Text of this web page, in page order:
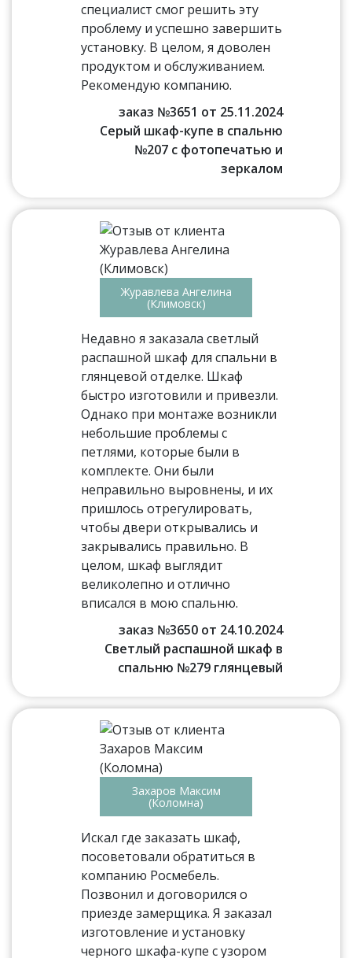
специалист смог решить эту
проблему и успешно завершить
установку. В целом, я доволен
продуктом и обслуживанием.
Рекомендую компанию.
заказ №3651 от 25.11.2024
Серый шкаф-купе в спальню
№207 с фотопечатью и
зеркалом
Журавлева Ангелина
(Климовск)
Недавно я заказала светлый
распашной шкаф для спальни в
глянцевой отделке. Шкаф
быстро изготовили и привезли.
Однако при монтаже возникли
небольшие проблемы с
петлями, которые были в
комплекте. Они были
неправильно выровнены, и их
пришлось отрегулировать,
чтобы двери открывались и
закрывались правильно. В
целом, шкаф выглядит
великолепно и отлично
вписался в мою спальню.
заказ №3650 от 24.10.2024
Светлый распашной шкаф в
спальню №279 глянцевый
Захаров Максим
(Коломна)
Искал где заказать шкаф,
посоветовали обратиться в
компанию Росмебель.
Позвонил и договорился о
приезде замерщика. Я заказал
изготовление и установку
черного шкафа-купе с узором